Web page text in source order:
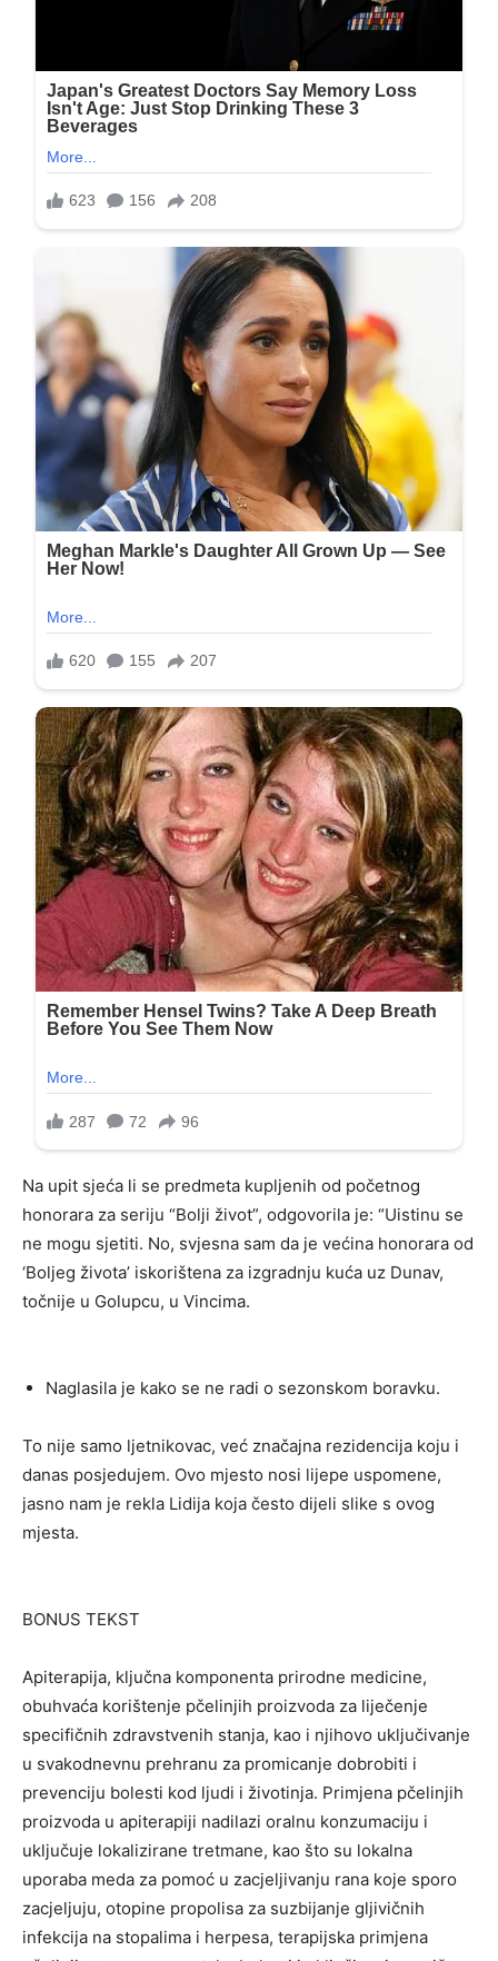
Na upit sjeća li se predmeta kupljenih od početnog
honorara za seriju “Bolji život”, odgovorila je: “Uistinu se
ne mogu sjetiti. No, svjesna sam da je većina honorara od
‘Boljeg života’ iskorištena za izgradnju kuća uz Dunav,
točnije u Golupcu, u Vincima.
Naglasila je kako se ne radi o sezonskom boravku.
To nije samo ljetnikovac, već značajna rezidencija koju i
danas posjedujem. Ovo mjesto nosi lijepe uspomene,
jasno nam je rekla Lidija koja često dijeli slike s ovog
mjesta.
BONUS TEKST
Apiterapija, ključna komponenta prirodne medicine,
obuhvaća korištenje pčelinjih proizvoda za liječenje
specifičnih zdravstvenih stanja, kao i njihovo uključivanje
u svakodnevnu prehranu za promicanje dobrobiti i
prevenciju bolesti kod ljudi i životinja. Primjena pčelinjih
proizvoda u apiterapiji nadilazi oralnu konzumaciju i
uključuje lokalizirane tretmane, kao što su lokalna
uporaba meda za pomoć u zacjeljivanju rana koje sporo
zacjeljuju, otopine propolisa za suzbijanje gljivičnih
infekcija na stopalima i herpesa, terapijska primjena